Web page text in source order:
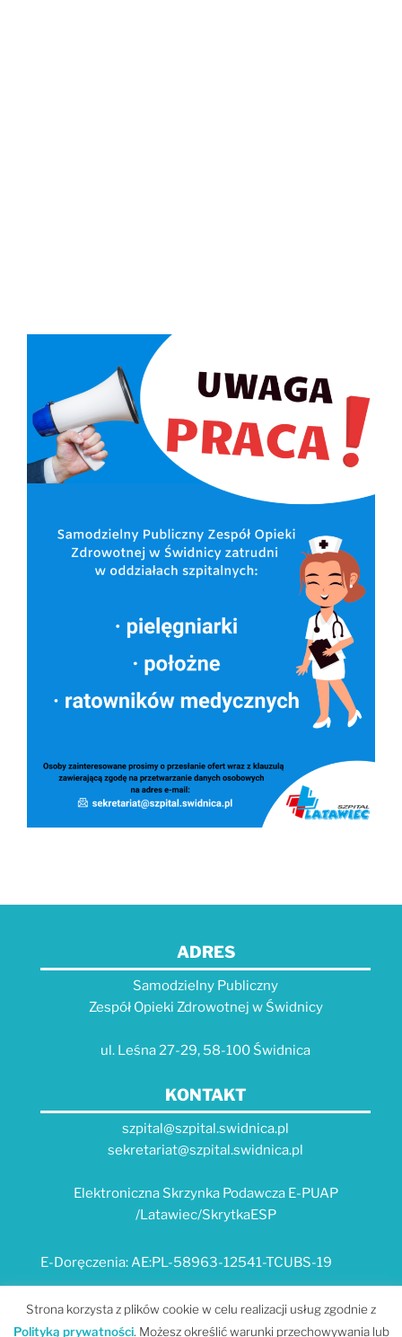
ADRES
Samodzielny Publiczny
Zespół Opieki Zdrowotnej w Świdnicy
ul. Leśna 27-29, 58-100 Świdnica
KONTAKT
szpital@szpital.swidnica.pl
sekretariat@szpital.swidnica.pl
Elektroniczna Skrzynka Podawcza E-PUAP
/Latawiec/SkrytkaESP
E-Doręczenia: AE:PL-58963-12541-TCUBS-19
E-USŁUGI
Strona korzysta z plików cookie w celu realizacji usług zgodnie z
Polityką prywatności. Możesz określić warunki przechowywania lub